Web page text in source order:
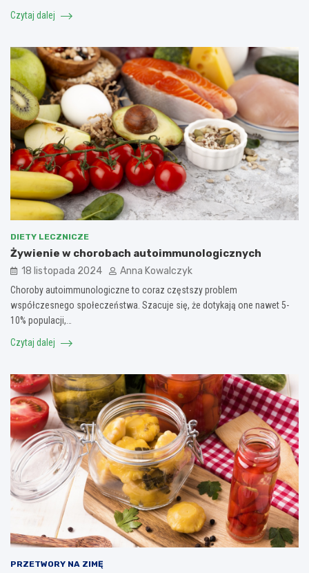
Czytaj dalej
DIETY LECZNICZE
Żywienie w chorobach autoimmunologicznych
18 listopada 2024 Anna Kowalczyk
Choroby autoimmunologiczne to coraz częstszy problem
współczesnego społeczeństwa. Szacuje się, że dotykają one nawet 5-
10% populacji,…
Czytaj dalej
PRZETWORY NA ZIMĘ